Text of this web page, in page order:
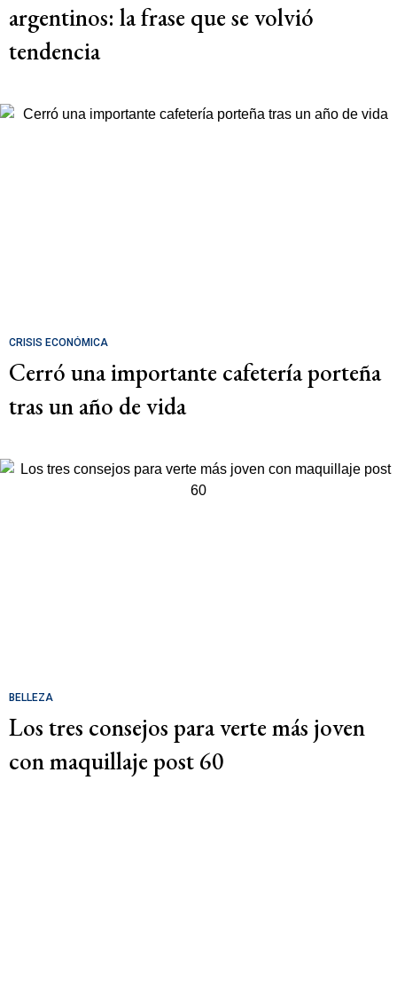
argentinos: la frase que se volvió
tendencia
CRISIS ECONÓMICA
Cerró una importante cafetería porteña
tras un año de vida
BELLEZA
Los tres consejos para verte más joven
con maquillaje post 60